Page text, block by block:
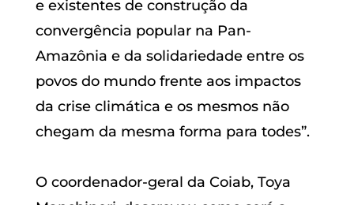
e existentes de construção da
convergência popular na Pan-
Amazônia e da solidariedade entre os
povos do mundo frente aos impactos
da crise climática e os mesmos não
chegam da mesma forma para todes”.
O coordenador-geral da Coiab, Toya